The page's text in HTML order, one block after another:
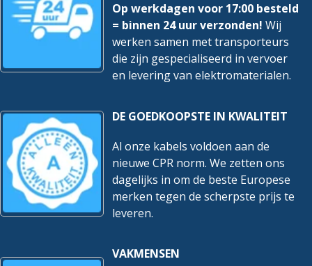
Op werkdagen voor 17:00 besteld
= binnen 24 uur verzonden! Wij
werken samen met transporteurs
die zijn gespecialiseerd in vervoer
en levering van elektromaterialen.
DE GOEDKOOPSTE IN KWALITEIT
Al onze kabels voldoen aan de
nieuwe CPR norm. We zetten ons
dagelijks in om de beste Europese
merken tegen de scherpste prijs te
leveren.
VAKMENSEN